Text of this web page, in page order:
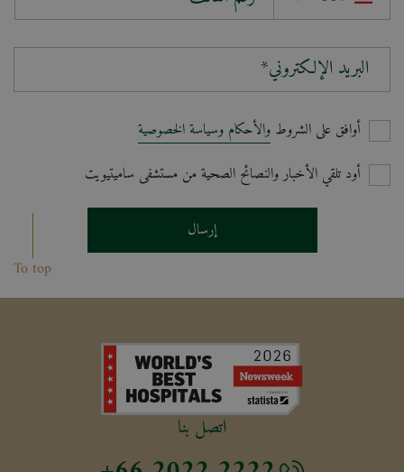
البريد الإلكتروني*
أوافق على الشروط والأحكام وسياسة الخصوصية
أود تلقي الأخبار والنصائح الصحية من مستشفى ساميتيويت
إرسال
To top
اتصل بنا